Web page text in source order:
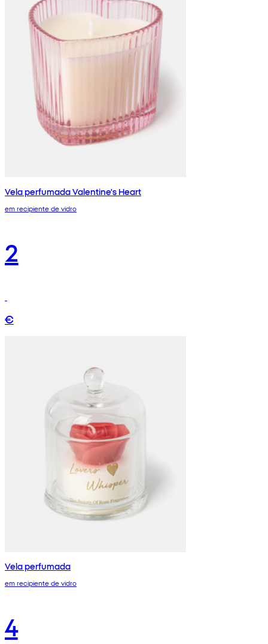
Vela perfumada Valentine's Heart
em recipiente de vidro
2
€
Vela perfumada
em recipiente de vidro
4